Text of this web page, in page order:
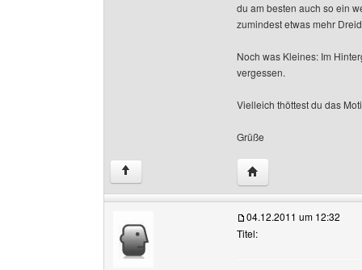
du am besten auch so ein
zumindest etwas mehr
Noch was Kleines: Im
vergessen.
Vielleich thöttest du das
Grüße
↑ Website dieses
04.12.2011 um 12:32
Titel: